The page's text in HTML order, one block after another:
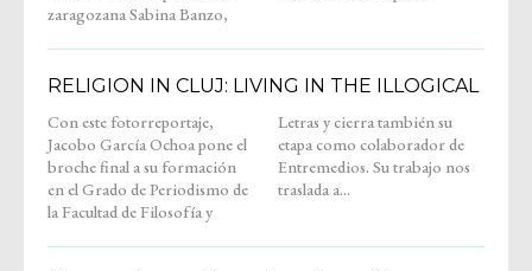
zaragozana Sabina Banzo,
RELIGION IN CLUJ: LIVING IN THE ILLOGICAL
Con este fotorreportaje,
Jacobo García Ochoa pone el
broche final a su formación
en el Grado de Periodismo de
la Facultad de Filosofía y
Letras y cierra también su
etapa como colaborador de
Entremedios. Su trabajo nos
traslada a...